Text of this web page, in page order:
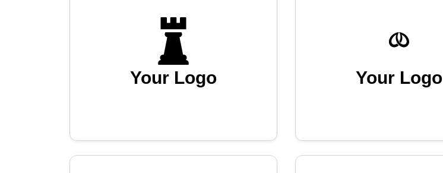
Your Logo Your Logo